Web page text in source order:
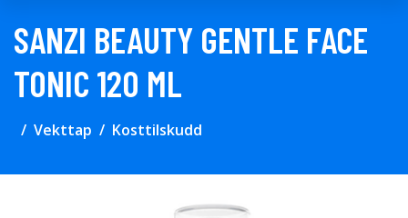
SANZI BEAUTY GENTLE FACE
TONIC 120 ML
Vekttap Kosttilskudd